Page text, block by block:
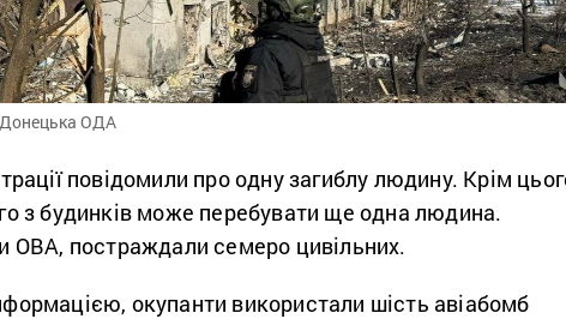
ОДА
повідомили про одну загиблу людину. Крім
з будинків може перебувати ще одна людина.
ОВА, постраждали семеро цивільних.
окупанти використали шість авіабомб